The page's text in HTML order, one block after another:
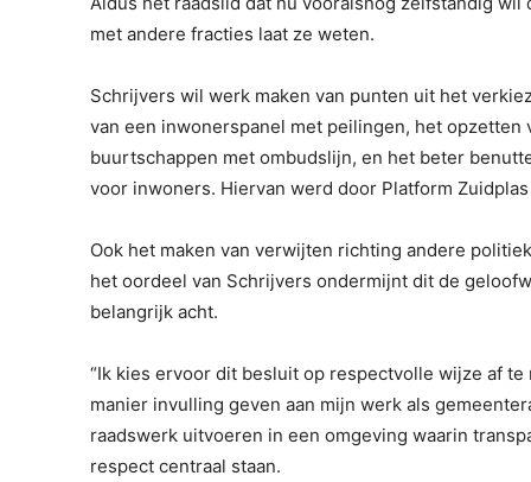
met andere fracties laat ze weten.
Schrijvers wil werk maken van punten uit het
van een inwonerspanel met peilingen, het
buurtschappen met ombudslijn, en het beter
voor inwoners. Hiervan werd door Platform
Ook het maken van verwijten richting andere
het oordeel van Schrijvers ondermijnt dit de
belangrijk acht.
“Ik kies ervoor dit besluit op respectvolle wijze af
manier invulling geven aan mijn werk als
raadswerk uitvoeren in een omgeving waarin
respect centraal staan.